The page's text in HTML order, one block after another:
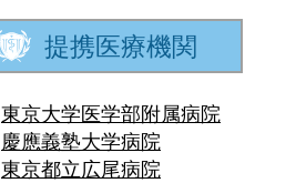
提携医療機関
東京大学医学部附属病院
慶應義塾大学病院
東京都立広尾病院